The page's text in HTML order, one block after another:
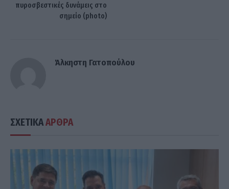
πυροσβεστικές δυνάμεις στο
σημείο (photo)
Άλκηστη Γατοπούλου
ΣΧΕΤΙΚΑΑΡΘΡΑ